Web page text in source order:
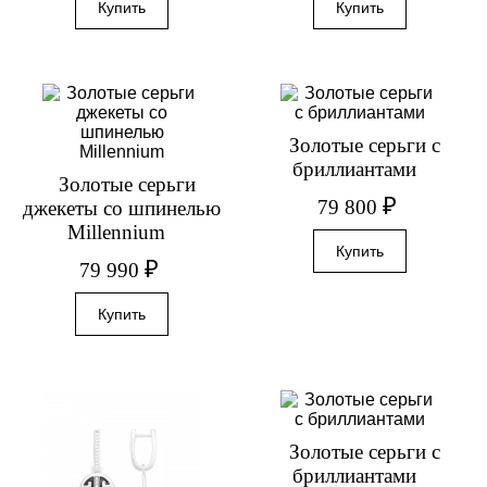
Золотые серьги
джекеты со шпинелью
Millennium
79 990₽
Золотые серьги с
бриллиантами
79 800 ₽
Золотые серьги с
бриллиантами